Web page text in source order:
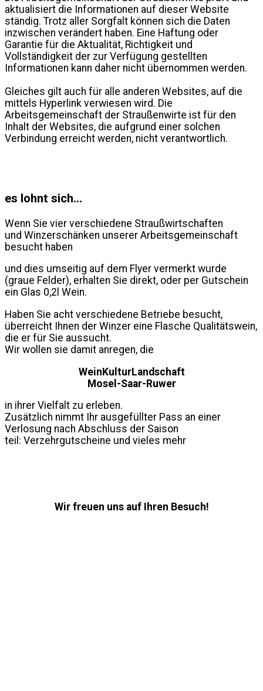
aktualisiert die Informationen auf dieser Website
ständig. Trotz aller Sorgfalt können sich die Daten
inzwischen verändert haben. Eine Haftung oder
Garantie für die Aktualität, Richtigkeit und
Vollständigkeit der zur Verfügung gestellten
Informationen kann daher nicht übernommen werden.
Gleiches gilt auch für alle anderen Websites, auf die
mittels Hyperlink verwiesen wird. Die
Arbeitsgemeinschaft der Straußenwirte ist für den
Inhalt der Websites, die aufgrund einer solchen
Verbindung erreicht werden, nicht verantwortlich.
es lohnt sich...
Wenn Sie vier verschiedene Straußwirtschaften
und Winzerschänken unserer Arbeitsgemeinschaft
besucht haben
und dies umseitig auf dem Flyer vermerkt wurde
(graue Felder), erhalten Sie direkt, oder per Gutschein
ein Glas 0,2l Wein.
Haben Sie acht verschiedene Betriebe besucht,
überreicht Ihnen der Winzer eine Flasche Qualitätswein,
die er für Sie aussucht.
Wir wollen sie damit anregen, die
WeinKulturLandschaft
Mosel-Saar-Ruwer
in ihrer Vielfalt zu erleben.
Zusätzlich nimmt Ihr ausgefüllter Pass an einer
Verlosung nach Abschluss der Saison
teil: Verzehrgutscheine und vieles mehr
Wir freuen uns auf Ihren Besuch!